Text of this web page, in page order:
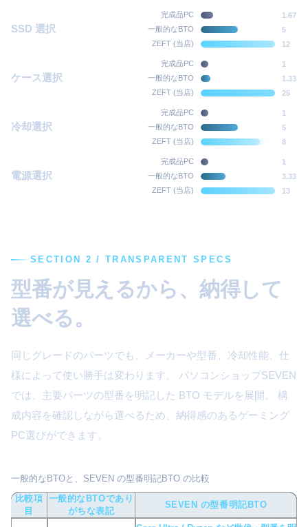
SSD 選択
完成品PC
1.67
一般的なBTO
5
ZEFT (当店)
12
ケース選択
完成品PC
1
一般的なBTO
1.33
ZEFT (当店)
25
冷却選択
完成品PC
1
一般的なBTO
5
ZEFT (当店)
8
電源選択
完成品PC
1
一般的なBTO
3.33
ZEFT (当店)
13
SECTION 2 / TRANSPARENT SPECS
型番が見えるから、納得して
選べる。
同じグレードのパーツでも、メーカーや型番、冷却性能、仕
様によって使い勝手は変わります。 パソコンショップSEVEN
では、主要パーツの型番を明記した BTO モデルを展開。 構
成内容を確認しながら選べるため、納得感のあるゲーミング
PC選びができます。
一般的なBTOと、SEVEN の型番明記BTO の比較
比較項
目
一般的なBTOであり
がちな表記
SEVEN の型番明記BTO